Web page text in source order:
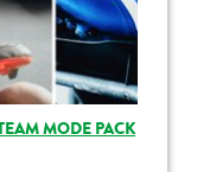
MODE PACK